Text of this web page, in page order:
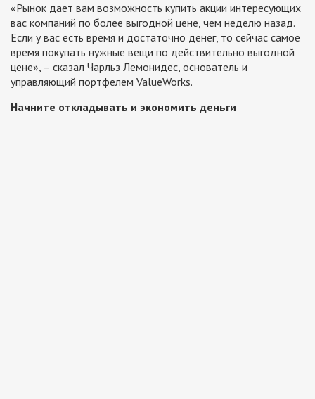
«Рынок дает вам возможность купить акции интересующих
вас компаний по более выгодной цене, чем неделю назад.
Если у вас есть время и достаточно денег, то сейчас самое
время покупать нужные вещи по действительно выгодной
цене», – сказал Чарльз Лемонидес, основатель и
управляющий портфелем ValueWorks.
Начните откладывать и экономить деньги